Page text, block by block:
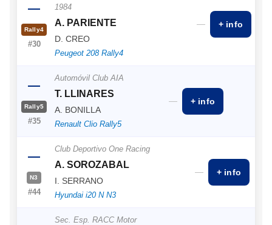
—
Rally4
#30
1984
A. PARIENTE
D. CREO
Peugeot 208 Rally4
— + info
—
Rally5
#35
Automóvil Club AIA
T. LLINARES
A. BONILLA
Renault Clio Rally5
— + info
—
N3
#44
Club Deportivo One Racing
A. SOROZABAL
I. SERRANO
Hyundai i20 N N3
— + info
Sec. Esp. RACC Motor